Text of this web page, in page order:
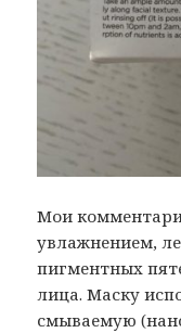
Мои
увлажнением,
пигментных
лица. Маску
смываемую